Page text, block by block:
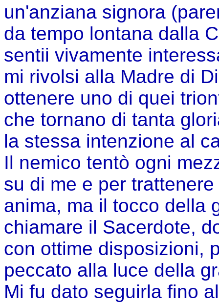
un'anziana signora
da tempo lontana dalla
sentii vivamente
mi rivolsi alla Madre di
ottenere uno di quei
che tornano di tanta
la stessa intenzione al
Il nemico tentò ogni
su di me e per
anima, ma il tocco della
chiamare il Sacerdote,
con ottime disposizioni,
peccato alla luce della
Mi fu dato seguirla fino